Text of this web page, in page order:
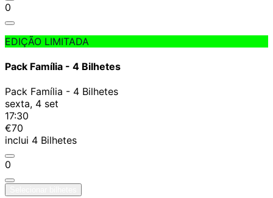
0
EDIÇÃO LIMITADA
Pack Família - 4 Bilhetes
Pack Família - 4 Bilhetes
sexta, 4 set
17:30
€70
inclui 4 Bilhetes
0